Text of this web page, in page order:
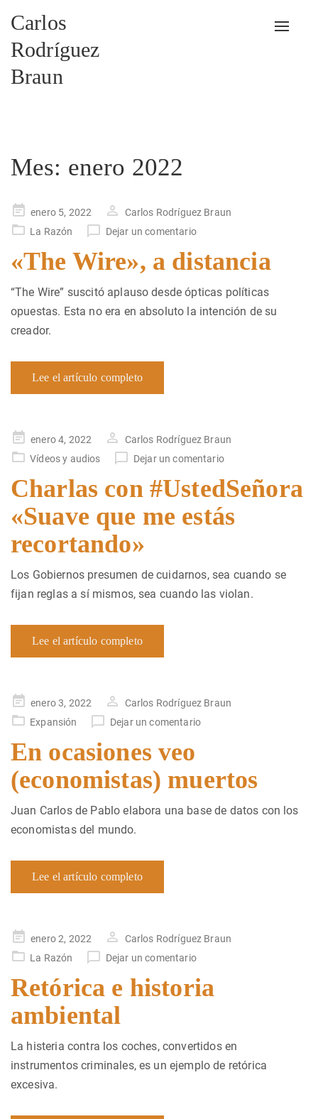
Carlos
Rodríguez
Braun
Mes: enero 2022
Publicado
en
enero 5, 2022
Carlos Rodríguez Braun
La Razón
Dejar un comentario
«The Wire», a distancia
“The Wire” suscitó aplauso desde ópticas políticas
opuestas. Esta no era en absoluto la intención de su
creador.
Lee el artículo completo
Publicado
en
enero 4, 2022
Carlos Rodríguez Braun
Vídeos y audios
Dejar un comentario
Charlas con #UstedSeñora
«Suave que me estás
recortando»
Los Gobiernos presumen de cuidarnos, sea cuando se
fijan reglas a sí mismos, sea cuando las violan.
Lee el artículo completo
Publicado
en
enero 3, 2022
Carlos Rodríguez Braun
Expansión
Dejar un comentario
En ocasiones veo
(economistas) muertos
Juan Carlos de Pablo elabora una base de datos con los
economistas del mundo.
Lee el artículo completo
Publicado
en
enero 2, 2022
Carlos Rodríguez Braun
La Razón
Dejar un comentario
Retórica e historia
ambiental
La histeria contra los coches, convertidos en
instrumentos criminales, es un ejemplo de retórica
excesiva.